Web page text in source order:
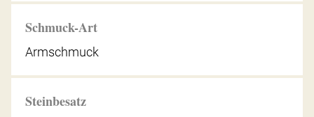
Schmuck-Art
Armschmuck
Steinbesatz